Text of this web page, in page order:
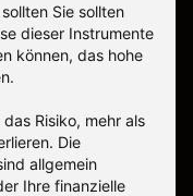
Sie sollten
dieser Instrumente
können, das hohe
Risiko, mehr als
Die
allgemein
Ihre finanzielle